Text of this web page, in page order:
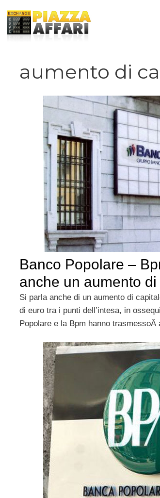
contenuto
aumento di
Banco Popolare –
anche un aumento
Si parla anche di un aumento di
di euro tra i punti dell’intesa, in
Popolare e la Bpm hanno trasmessoÂ